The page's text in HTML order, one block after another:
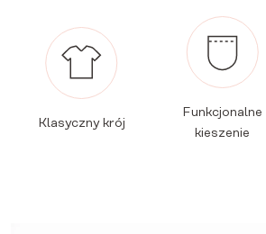
Klasyczny krój
Funkcjonalne
kieszenie